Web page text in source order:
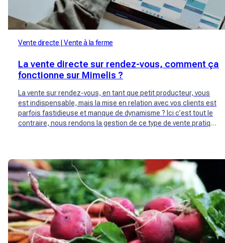
Vente directe Vente à la ferme
La vente directe sur rendez-vous, comment ça
fonctionne sur Mimelis ?
La vente sur rendez-vous, en tant que petit producteur, vous
est indispensable, mais la mise en relation avec vos clients est
parfois fastidieuse et manque de dynamisme ? Ici c’est tout le
contraire, nous rendons la gestion de ce type de vente pratique